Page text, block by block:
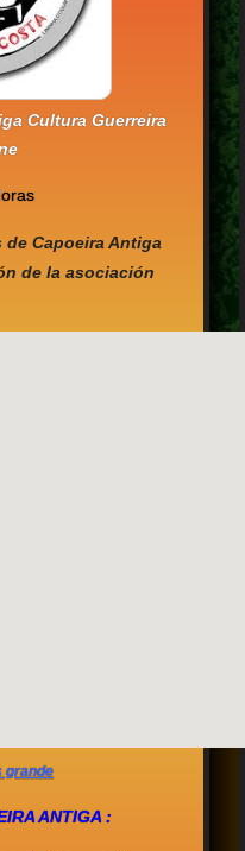
Cultura Guerreira
de Capoeira Antiga
de la asociación
grande
ANTIGA :